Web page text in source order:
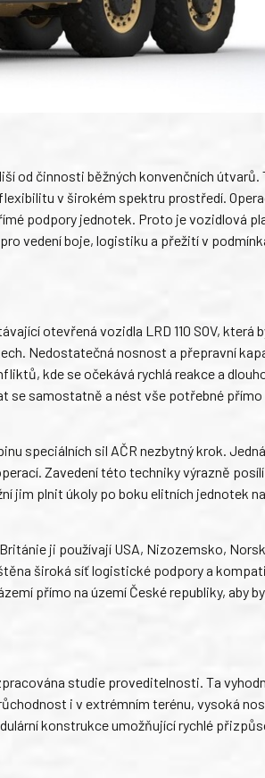
od činnosti běžných konvenčních útvarů.
v širokém spektru prostředí.
podpory jednotek. Proto je vozidlová
vedení boje, logistiku a přežití v
otevřená vozidla LRD 110 SOV, která
Nedostatečná nosnost a přepravní
kde se očekává rychlá reakce a
se samostatně a nést vše potřebné přímo
speciálních sil AČR nezbytný krok.
Zavedení této techniky výrazně
jim plnit úkoly po boku elitních jednotek
ji používají USA, Nizozemsko,
široká síť logistické podpory a
přímo na území České republiky, aby
studie proveditelnosti. Ta
i v extrémním terénu, vysoká
konstrukce umožňující rychlé